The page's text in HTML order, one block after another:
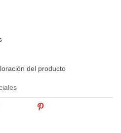
del producto